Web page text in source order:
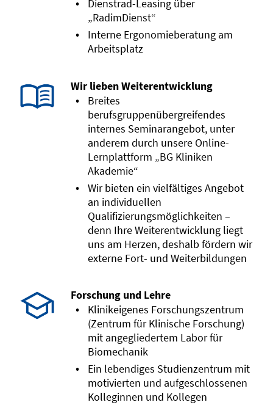
Dienstrad-Leasing über
„RadimDienst“
Interne Ergonomieberatung am
Arbeitsplatz
Wir lieben Weiterentwicklung
Breites
berufsgruppenübergreifendes
internes Seminarangebot, unter
anderem durch unsere Online-
Lernplattform „BG Kliniken
Akademie“
Wir bieten ein vielfältiges Angebot
an individuellen
Qualifizierungsmöglichkeiten –
denn Ihre Weiterentwicklung liegt
uns am Herzen, deshalb fördern wir
externe Fort- und Weiterbildungen
Forschung und Lehre
Klinikeigenes Forschungszentrum
(Zentrum für Klinische Forschung)
mit angegliedertem Labor für
Biomechanik
Ein lebendiges Studienzentrum mit
motivierten und aufgeschlossenen
Kolleginnen und Kollegen